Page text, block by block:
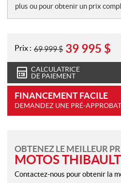
plus ou pour obtenir un prix
Prix : 69 999$ 39 995 $
CALCULATRICE
DE PAIEMENT
FINANCEMENT FACILE
DEMANDEZ UNE PRÉ-
OBTENEZ LE MEILLEUR
MOTOS
Contactez-nous pour obtenir la